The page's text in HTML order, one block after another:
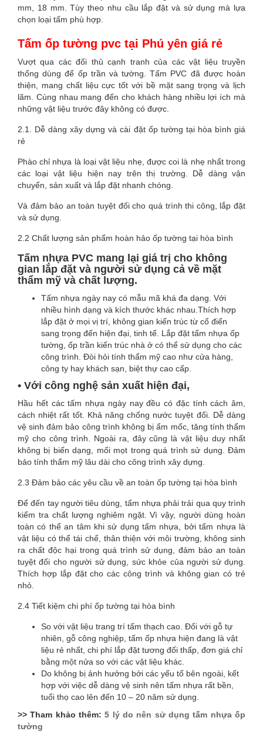
mm, 18 mm. Tùy theo nhu cầu lắp đặt và sử dụng mà lựa
chọn loại tấm phù hợp.
Tấm ốp tường pvc tại Phú yên giá rẻ
Vượt qua các đối thủ cạnh tranh của các vật liệu truyền
thống dùng để ốp trần và tường. Tấm PVC đã được hoàn
thiện, mang chất liệu cực tốt với bề mặt sang trọng và lịch
lãm. Cùng nhau mang đến cho khách hàng nhiều lợi ích mà
những vật liệu trước đây không có được.
2.1. Dễ dàng xây dựng và cài đặt ốp tường tại hòa bình giá
rẻ
Phào chỉ nhựa là loại vật liệu nhẹ, được coi là nhẹ nhất trong
các loại vật liệu hiện nay trên thị trường. Dễ dàng vận
chuyển, sản xuất và lắp đặt nhanh chóng.
Và đảm bảo an toàn tuyệt đối cho quá trình thi công, lắp đặt
và sử dụng.
2.2 Chất lượng sản phẩm hoàn hảo ốp tường tại hòa bình
Tấm nhựa PVC mang lại giá trị cho không
gian lắp đặt và người sử dụng cả về mặt
thẩm mỹ và chất lượng.
Tấm nhựa ngày nay có mẫu mã khá đa dạng. Với
nhiều hình dạng và kích thước khác nhau.Thích hợp
lắp đặt ở mọi vị trí, không gian kiến ​​trúc từ cổ điển
sang trọng đến hiện đại, tinh tế. Lắp đặt tấm nhựa ốp
tường, ốp trần kiến ​​trúc nhà ở có thể sử dụng cho các
công trình. Đòi hỏi tính thẩm mỹ cao như cửa hàng,
công ty hay khách sạn, biệt thự cao cấp.
• Với công nghệ sản xuất hiện đại,
Hầu hết các tấm nhựa ngày nay đều có đặc tính cách âm,
cách nhiệt rất tốt. Khả năng chống nước tuyệt đối. Dễ dàng
vệ sinh đảm bảo công trình không bị ẩm mốc, tăng tính thẩm
mỹ cho công trình. Ngoài ra, đây cũng là vật liệu duy nhất
không bị biến dạng, mối mọt trong quá trình sử dụng. Đảm
bảo tính thẩm mỹ lâu dài cho công trình xây dựng.
2.3 Đảm bảo các yêu cầu về an toàn ốp tường tại hòa bình
Để đến tay người tiêu dùng, tấm nhựa phải trải qua quy trình
kiểm tra chất lượng nghiêm ngặt. Vì vậy, người dùng hoàn
toàn có thể an tâm khi sử dụng tấm nhựa, bởi tấm nhựa là
vật liệu có thể tái chế, thân thiện với môi trường, không sinh
ra chất độc hại trong quá trình sử dụng, đảm bảo an toàn
tuyệt đối cho người sử dụng, sức khỏe của người sử dụng.
Thích hợp lắp đặt cho các công trình và không gian có trẻ
nhỏ.
2.4 Tiết kiệm chi phí ốp tường tại hòa bình
So với vật liệu trang trí tấm thạch cao. Đối với gỗ tự
nhiên, gỗ công nghiệp, tấm ốp nhựa hiện đang là vật
liệu rẻ nhất, chi phí lắp đặt tương đối thấp, đơn giá chỉ
bằng một nửa so với các vật liệu khác.
Do không bị ảnh hưởng bởi các yếu tố bên ngoài, kết
hợp với việc dễ dàng vệ sinh nên tấm nhựa rất bền,
tuổi thọ cao lên đến 10 – 20 năm sử dụng.
>> Tham khảo thêm: 5 lý do nên sử dụng tấm nhựa ốp
tường